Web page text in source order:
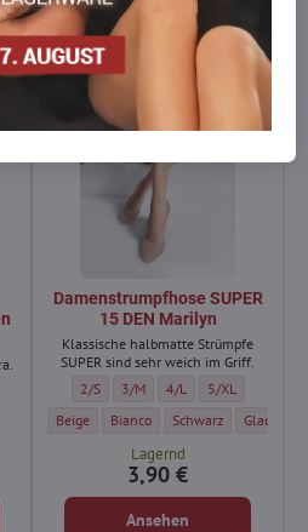
20 DEN Golden Lady - Größe:
BODYFORM 20 DEN Golden Lady - Größe:
BODYFORM 20 DEN Golden Lady -
20 DEN Golden Lady - Farbe:
BODYFORM 20 DEN Golden Lady -
Damenstrumpfhose SUPER
15 DEN Marilyn
Klassische halbmatte Strümpfe
SUPER sind sehr weich im Griff.
Damenstrumpfhose SUPER 15 DEN
2/S Damenstrumpfhose SUPER
3/M Damenstrumpfhose
4/L
5/XL
Damenstrumpfhose SUPER 15 DEN
Beige Damenstrumpfhose SUPER 15
Bianco Damenstrumpfhose
Schwarz Glace /
Lagernd
3,90 €
Ansehen